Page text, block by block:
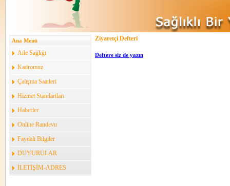
Ana Menü
Aile Sağlığı
Kadromuz
Çalışma Saatleri
Hizmet Standartları
Haberler
Online Randevu
Faydalı Bilgiler
DUYURULAR
İLETİŞİM-ADRES
Ziyaretçi Defteri
Deftere siz de yazın